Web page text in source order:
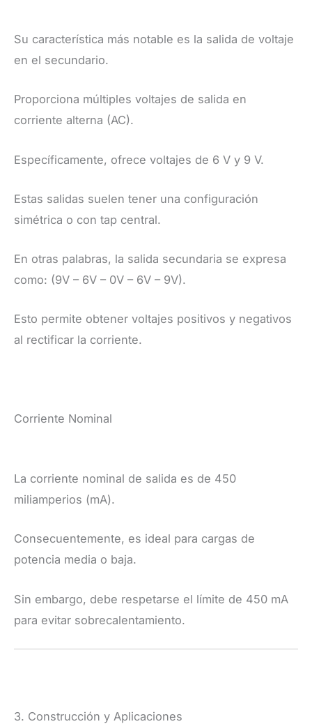
Su característica más notable es la salida de voltaje
en el secundario.
Proporciona múltiples voltajes de salida en
corriente alterna (AC).
Específicamente, ofrece voltajes de 6 V y 9 V.
Estas salidas suelen tener una configuración
simétrica o con tap central.
En otras palabras, la salida secundaria se expresa
como: (9V – 6V – 0V – 6V – 9V).
Esto permite obtener voltajes positivos y negativos
al rectificar la corriente.
Corriente Nominal
La corriente nominal de salida es de 450
miliamperios (mA).
Consecuentemente, es ideal para cargas de
potencia media o baja.
Sin embargo, debe respetarse el límite de 450 mA
para evitar sobrecalentamiento.
3. Construcción y Aplicaciones